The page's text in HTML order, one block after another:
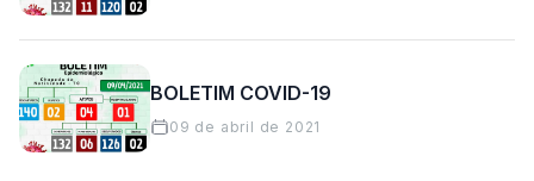
BOLETIM COVID-19
09 de abril de 2021